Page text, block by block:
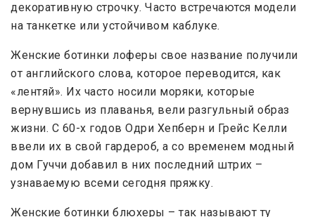
декоративную строчку. Часто встречаются модели
на танкетке или устойчивом каблуке.
Женские ботинки лоферы свое название получили
от английского слова, которое переводится, как
«лентяй». Их часто носили моряки, которые
вернувшись из плаванья, вели разгульный образ
жизни. С 60-х годов Одри Хепберн и Грейс Келли
ввели их в свой гардероб, а со временем модный
дом Гуччи добавил в них последний штрих –
узнаваемую всеми сегодня пряжку.
Женские ботинки блюхеры – так называют ту